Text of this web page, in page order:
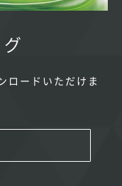
ロードいただけま